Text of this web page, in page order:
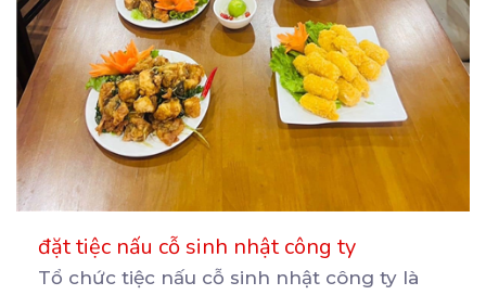
đặt tiệc nấu cỗ sinh nhật công ty
Tổ chức tiệc nấu cỗ sinh nhật công ty là